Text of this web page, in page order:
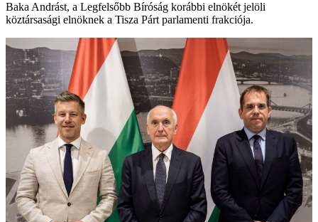
Baka Andrást, a Legfelsőbb Bíróság korábbi elnökét jelöli
köztársasági elnöknek a Tisza Párt parlamenti frakciója.